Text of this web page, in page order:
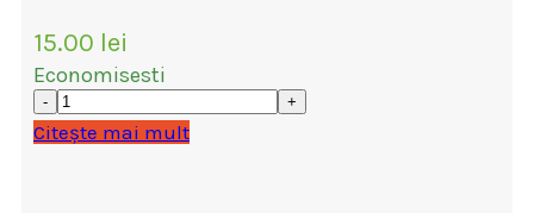
15.00 lei
Economisesti
Citește mai mult